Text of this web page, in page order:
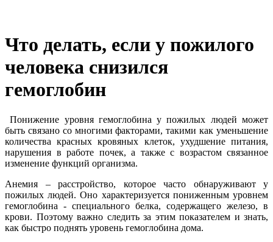
Что делать, если у пожилого
человека снизился
гемоглобин
Понижение уровня гемоглобина у пожилых людей может
быть связано со многими факторами, такими как уменьшение
количества красных кровяных клеток, ухудшение питания,
нарушения в работе почек, а также с возрастом связанное
изменение функций организма.
Анемия – расстройство, которое часто обнаруживают у
пожилых людей. Оно характеризуется пониженным уровнем
гемоглобина - специального белка, содержащего железо, в
крови. Поэтому важно следить за этим показателем и знать,
как быстро поднять уровень гемоглобина дома.